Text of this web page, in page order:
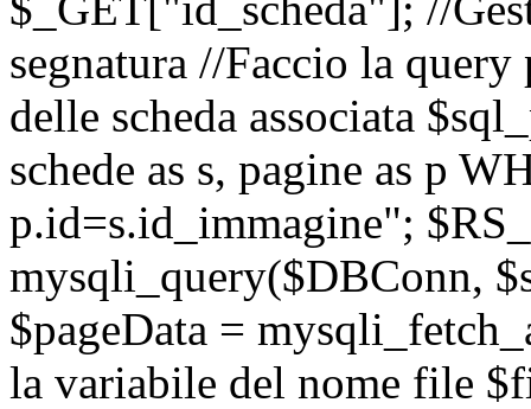
segnatura //Faccio la
delle scheda associata
schede as s, pagine as p
p.id=s.id_immagine";
mysqli_query($DBConn,
$pageData =
la variabile del nome file